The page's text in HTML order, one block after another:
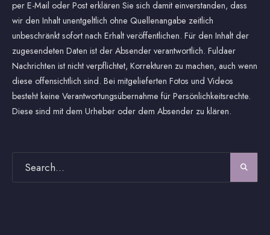
per E-Mail oder Post erklären Sie sich damit einverstanden, dass
wir den Inhalt unentgeltlich ohne Quellenangabe zeitlich
unbeschränkt sofort nach Erhalt veröffentlichen. Für den Inhalt der
zugesendeten Daten ist der Absender verantwortlich. Fuldaer
Nachrichten ist nicht verpflichtet, Korrekturen zu machen, auch wenn
diese offensichtlich sind. Bei mitgelieferten Fotos und Videos
besteht keine Verantwortungsübernahme für Persönlichkeitsrechte.
Diese sind mit dem Urheber oder dem Absender zu klären.